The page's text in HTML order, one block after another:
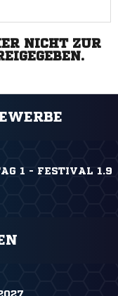
NICHT ZUR
1 - FESTIVAL 1.9